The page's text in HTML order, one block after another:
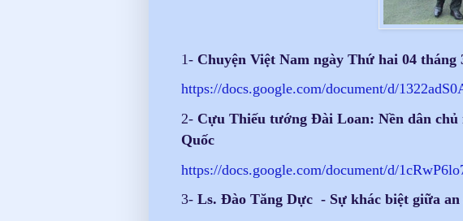
1-Chuyện Việt Nam ngày Thứ hai 04 tháng
https://docs.google.com/document/d/
2-Cựu Thiếu tướng Đài Loan: Nền dân chủ
Quốc
https://docs.google.com/document/d/
3- Ls. Đào Tăng Dực - Sự khác biệt giữa